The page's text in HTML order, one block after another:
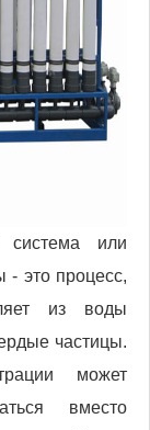
система или
- это процесс,
из воды
частицы.
может
вместо